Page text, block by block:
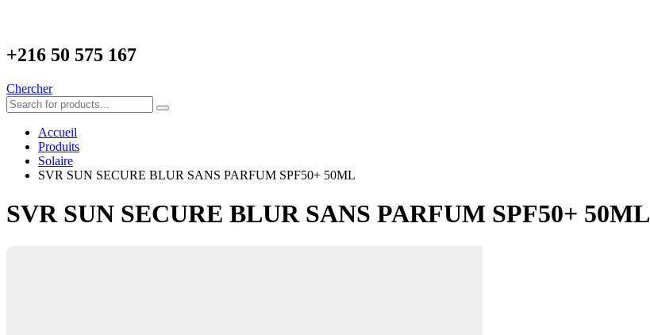
+216 50 575 167
Chercher
Accueil
Produits
Solaire
SVR SUN SECURE BLUR SANS PARFUM SPF50+ 50ML
SVR SUN SECURE BLUR SANS PARFUM SPF50+ 50ML